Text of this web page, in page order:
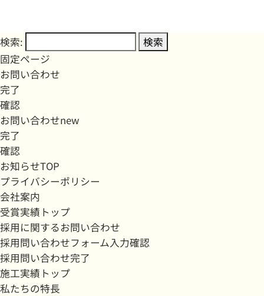
検索:
固定ページ
お問い合わせ
完了
確認
お問い合わせnew
完了
確認
お知らせTOP
プライバシーポリシー
会社案内
受賞実績トップ
採用に関するお問い合わせ
採用問い合わせフォーム入力確認
採用問い合わせ完了
施工実績トップ
私たちの特長